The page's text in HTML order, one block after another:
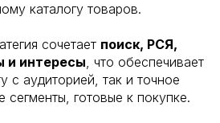
каталогу товаров.
сочетает поиск, РСЯ,
и интересы, что обеспечивает
с аудиторией, так и точное
сегменты, готовые к покупке.